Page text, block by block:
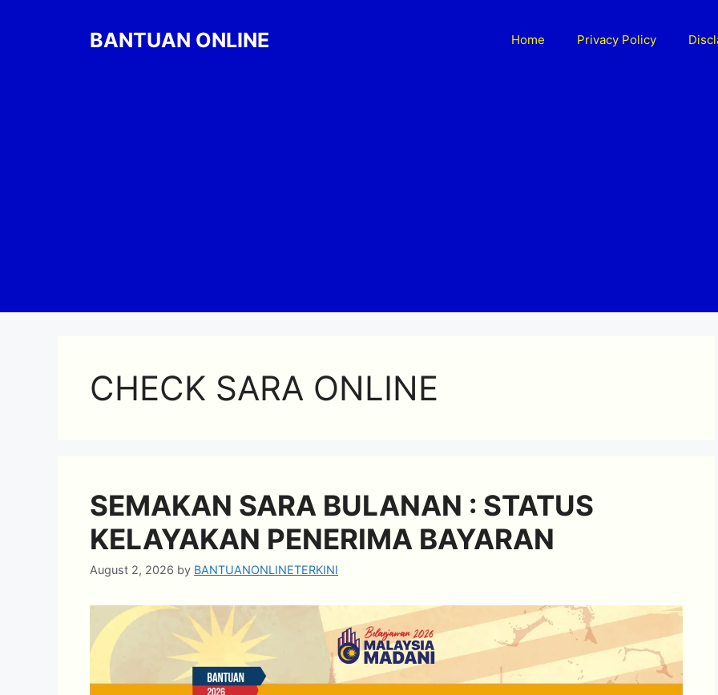
BANTUAN ONLINE Home Privacy Policy
CHECK SARA ONLINE
SEMAKAN SARA BULANAN : STATUS
KELAYAKAN PENERIMA BAYARAN
August 2, 2026 by BANTUANONLINETERKINI